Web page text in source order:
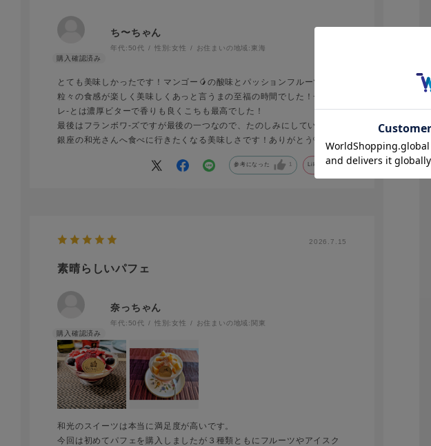
ち〜ちゃん
年代: 50代 性別:女性 お住まいの地域: 東海
とても美味しかったです！マンゴー🥭の酸味とパッションフルーツの
粒々の食感が楽しく美味しくあっと言うまの至福の時間でした！チョコ
レ-とは濃厚ビターで香りも良くこちも最高でした！
最後はフランボワ-ズですが最後の一つなので、たのしみにしています！
銀座の和光さんへ食べに行きたくなる美味しさです！ありがとう🩷😊
参考になった 1 Like! 0
2026.7.15
素晴らしいパフェ
奈っちゃん
年代: 50代 性別:女性 お住まいの地域: 関東
和光のスイーツは本当に満足度が高いです。
今回は初めてパフェを購入しましたが３種類ともにフルーツやアイスク